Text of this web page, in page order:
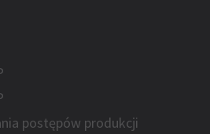
postępów produkcji